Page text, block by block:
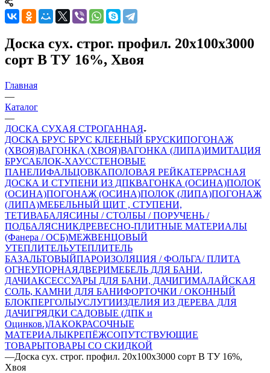
Доска сух. строг. профил. 20x100x3000
сорт В ТУ 16%, Хвоя
Главная
—
Каталог
—
ДОСКА СУХАЯ СТРОГАННАЯ
ДОСКА БРУС БРУС КЛЕЕНЫЙ БРУСКИПОГОНАЖ
(ХВОЯ)ВАГОНКА (ХВОЯ)ВАГОНКА (ЛИПА)ИМИТАЦИЯ
БРУСАБЛОК-ХАУССТЕНОВЫЕ
ПАНЕЛИФАЛЬЦОВКАПОЛОВАЯ РЕЙКАТЕРРАСНАЯ
ДОСКА И СТУПЕНИ ИЗ ДПКВАГОНКА (ОСИНА)ПОЛОК
(ОСИНА)ПОГОНАЖ (ОСИНА)ПОЛОК (ЛИПА)ПОГОНАЖ
(ЛИПА)МЕБЕЛЬНЫЙ ЩИТ , СТУПЕНИ,
ТЕТИВАБАЛЯСИНЫ / СТОЛБЫ / ПОРУЧЕНЬ /
ПОДБАЛЯСНИКДРЕВЕСНО-ПЛИТНЫЕ МАТЕРИАЛЫ
(Фанера / ОСБ)МЕЖВЕНЦОВЫЙ
УТЕПЛИТЕЛЬУТЕПЛИТЕЛЬ
БАЗАЛЬТОВЫЙПАРОИЗОЛЯЦИЯ / ФОЛЬГА/ ПЛИТА
ОГНЕУПОРНАЯДВЕРИМЕБЕЛЬ ДЛЯ БАНИ,
ДАЧИАКСЕССУАРЫ ДЛЯ БАНИ, ДАЧИГИМАЛАЙСКАЯ
СОЛЬ, КАМНИ ДЛЯ БАНИФОРТОЧКИ / ОКОННЫЙ
БЛОКПЕРГОЛЫУСЛУГИИЗДЕЛИЯ ИЗ ДЕРЕВА ДЛЯ
ДАЧИГРЯДКИ САДОВЫЕ (ДПК и
Оцинков.)ЛАКОКРАСОЧНЫЕ
МАТЕРИАЛЫКРЕПЁЖСОПУТСТВУЮЩИЕ
ТОВАРЫТОВАРЫ СО СКИДКОЙ
—Доска сух. строг. профил. 20x100x3000 сорт В ТУ 16%,
Хвоя